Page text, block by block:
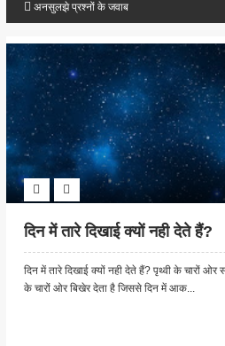
अनसुलझे प्रश्नों के जवाब
दिन में तारे दिखाई क्यों नही देते हैं?
दिन में तारे दिखाई क्यों नही देते हैं? पृथ्वी के चारों
के चारों ओर बिखेर देता है जिससे दिन में आक...